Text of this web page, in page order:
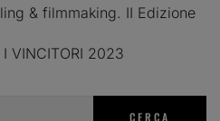
& filmmaking. II Edizione
I VINCITORI 2023